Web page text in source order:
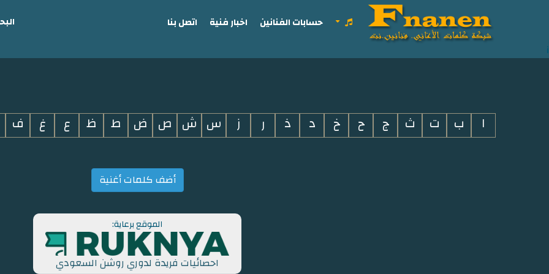
i
حسابات الفنانين اخبار فنية اتصل بنا
ا ب ت ث ج ح خ د ذ ر ز س ش ص ض ط ظ ع غ ف
أضف كلمات أغنية
الموقع برعاية:
احصائيات فريدة لدوري روشن السعودي